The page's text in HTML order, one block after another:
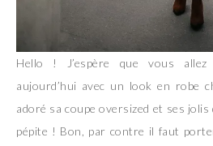
Hello ! J’espère que vous
aujourd’hui avec un look en robe
adoré sa coupe oversized et ses
pépite ! Bon, par contre il faut